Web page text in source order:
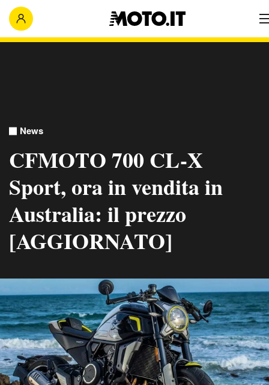
News
CFMOTO 700 CL-X
Sport, ora in vendita in
Australia: il prezzo
[AGGIORNATO]